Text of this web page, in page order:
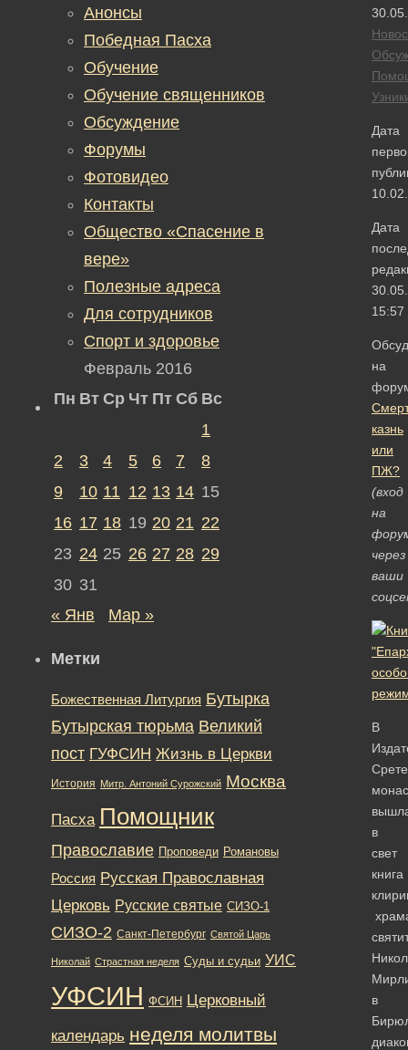
Дата
Дата
15:57
на
казнь
или
ПЖ?
(вход
на
через
ваши
В
в
свет
книга
в
Анонсы
Победная Пасха
Обучение
Обучение священников
Обсуждение
Форумы
Фотовидео
Контакты
Общество «Спасение в
вере»
Полезные адреса
Для сотрудников
Спорт и здоровье
Февраль 2016
Пн Вт Ср Чт Пт Сб Вс
1
2
3 4 5 6 7
8
9
10 11 12 13 14 15
16 17 18 19 20 21 22
23 24 25 26 27 28 29
30 31
« Янв
Мар »
Метки
Божественная Литургия Бутырка
Бутырская тюрьма Великий
пост ГУФСИН Жизнь в Церкви
История Митр. Антоний Сурожский Москва
Пасха Помощник
Православие Проповеди Романовы
Россия Русская Православная
Церковь Русские святые СИЗО-1
СИЗО-2 Санкт-Петербург Святой Царь
Николай Страстная неделя Суды и судьи УИС
УФСИН ФСИН Церковный
календарь неделя молитвы